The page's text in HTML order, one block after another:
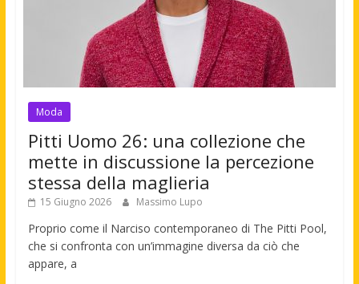
Moda
Pitti Uomo 26: una collezione che
mette in discussione la percezione
stessa della maglieria
15 Giugno 2026 Massimo Lupo
Proprio come il Narciso contemporaneo di The Pitti Pool,
che si confronta con un’immagine diversa da ciò che
appare, a